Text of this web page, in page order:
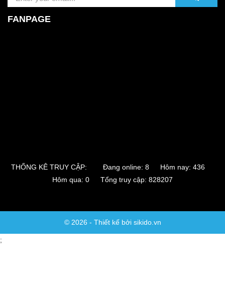
FANPAGE
THỐNG KÊ TRUY CẬP:
Đang online: 8 Hôm nay: 436
Hôm qua: 0 Tổng truy cập: 828207
© 2026 - Thiết kế bởi sikido.vn
;